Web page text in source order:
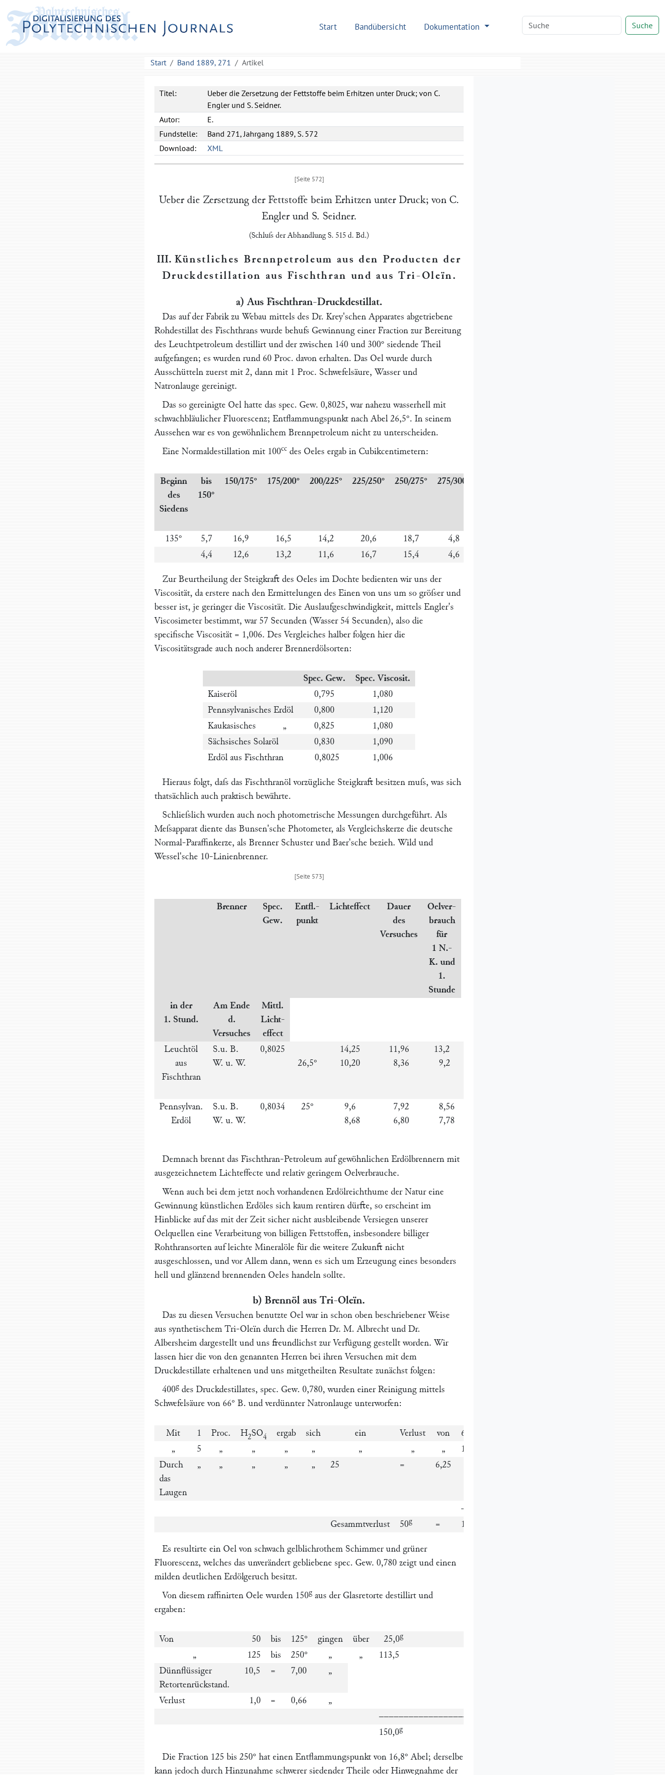
Start Bandübersicht Dokumentation Suche
Start Band 1889, 271 Artikel
Titel:
Ueber die Zersetzung der Fettstoffe beim Erhitzen unter Druck; von C.
Engler und S. Seidner.
Autor:
E.
Fundstelle:
Band 271, Jahrgang 1889, S. 572
Download:
XML
Ueber die Zersetzung der Fettstoffe beim Erhitzen unter Druck; von C.
Englerund S. Seidner.
(Schluſs der Abhandlung S. 515 d. Bd.)
III. Künstliches Brennpetroleum aus den Producten der
Druckdestillation aus Fischthran und aus Tri-Oleïn .
a) Aus Fischthran-Druckdestillat.
Das auf der Fabrik zu Webau mittels des Dr. Krey'schen Apparates abgetriebene
Rohdestillat des Fischthrans wurde behufs Gewinnung einer Fraction zur Bereitung
des Leuchtpetroleum destillirt und der zwischen 140 und 300° siedende Theil
aufgefangen; es wurden rund 60 Proc. davon erhalten. Das Oel wurde durch
Ausschütteln zuerst mit 2, dann mit 1 Proc. Schwefelsäure, Wasser und
Natronlauge gereinigt.
Das so gereinigte Oel hatte das spec. Gew. 0,8025, war nahezu wasserhell mit
schwachbläulicher Fluorescenz; Entflammungspunkt nach Abel 26,5°. In seinem
Aussehen war es von gewöhnlichem Brennpetroleum nicht zu unterscheiden.
Eine Normaldestillation mit 100cc des Oeles ergab in Cubikcentimetern:
Beginn
des
Siedens
bis
150°
150/175° 175/200° 200/225° 225/250° 250/275° 275/300°
135°
5,7 16,9 16,5 14,2 20,6 18,7 4,8
4,4 12,6 13,2 11,6 16,7 15,4 4,6
Zur Beurtheilung der Steigkraft des Oeles im Dochte bedienten wir uns der
Viscosität, da erstere nach den Ermittelungen des Einen von uns um so gröſser und
besser ist, je geringer die Viscosität. Die Auslaufgeschwindigkeit, mittels Engler's
Viscosimeter bestimmt, war 57 Secunden (Wasser 54 Secunden), also die
specifische Viscosität = 1,006. Des Vergleiches halber folgen hier die
Viscositätsgrade auch noch anderer Brennerdölsorten:
Spec. Gew.
Spec. Viscosit.
Kaiseröl
0,795
1,080
Pennsylvanisches Erdöl
0,800
1,120
Kaukasisches „
0,825
1,080
Sächsisches Solaröl
0,830
1,090
Erdöl aus Fischthran
0,8025 1,006
Hieraus folgt, daſs das Fischthranöl vorzügliche Steigkraft besitzen muſs, was sich
thatsächlich auch praktisch bewährte.
Schlieſslich wurden auch noch photometrische Messungen durchgeführt. Als
Meſsapparat diente das Bunsen'sche Photometer, als Vergleichskerze die deutsche
Normal-Paraffinkerze, als Brenner Schuster und Baer'sche bezieh. Wild und
Wessel'sche 10-Linienbrenner.
Brenner
Spec.
Gew.
Entfl.-
punkt
Lichteffect
Dauer
des
Versuches
Oelver-
brauch
für
1 N.-
K. und
1.
Stunde
in der
1. Stund.
Am Ende
d.
Versuches
Mittl.
Licht-
effect
Leuchtöl
aus
Fischthran
S.u. B.
W. u. W.
0,8025
26,5°
14,25
10,20
11,96
8,36
13,2
9,2
Pennsylvan.
Erdöl
S.u. B.
W. u. W.
0,8034 25°
9,6
8,68
7,92
6,80
8,56
7,78
Demnach brennt das Fischthran-Petroleum auf gewöhnlichen Erdölbrennern mit
ausgezeichnetem Lichteffecte und relativ geringem Oelverbrauche.
Wenn auch bei dem jetzt noch vorhandenen Erdölreichthume der Natur eine
Gewinnung künstlichen Erdöles sich kaum rentiren dürfte, so erscheint im
Hinblicke auf das mit der Zeit sicher nicht ausbleibende Versiegen unserer
Oelquellen eine Verarbeitung von billigen Fettstoffen, insbesondere billiger
Rohthransorten auf leichte Mineralöle für die weitere Zukunft nicht
ausgeschlossen, und vor Allem dann, wenn es sich um Erzeugung eines besonders
hell und glänzend brennenden Oeles handeln sollte.
b) Brennöl aus Tri-Oleïn.
Das zu diesen Versuchen benutzte Oel war in schon oben beschriebener Weise
aus synthetischem Tri-Oleïn durch die Herren Dr. M. Albrecht und Dr.
Albersheim dargestellt und uns freundlichst zur Verfügung gestellt worden. Wir
lassen hier die von den genannten Herren bei ihren Versuchen mit dem
Druckdestillate erhaltenen und uns mitgetheilten Resultate zunächst folgen:
400g des Druckdestillates, spec. Gew. 0,780, wurden einer Reinigung mittels
Schwefelsäure von 66° B. und verdünnter Natronlauge unterworfen:
Mit 1 Proc. H2SO4 ergab sich ein Verlust von 6
„
5 „ „ „ „ „ „ „ 19
Durch
das
Laugen
„ „ „ „ „ 25 = 6,25
––––––––––––––––––––––
Gesammtverlust
50g = 12,50
Es resultirte ein Oel von schwach gelblichrothem Schimmer und grüner
Fluorescenz, welches das unverändert gebliebene spec. Gew. 0,780 zeigt und einen
milden deutlichen Erdölgeruch besitzt.
Von diesem raffinirten Oele wurden 150g aus der Glasretorte destillirt und
ergaben:
Von 50 bis 125° gingen über 25,0g
„
125 bis 250° „ „ 113,5
Dünnflüssiger
Retortenrückstand.
10,5 = 7,00 „
Verlust 1,0 = 0,66
„
––––––––––––––––––––––––––
150,0g
Die Fraction 125 bis 250° hat einen Entflammungspunkt von 16,8° Abel; derselbe
kann jedoch durch Hinzunahme schwerer siedender Theile oder Hinwegnahme der